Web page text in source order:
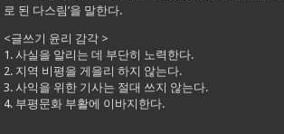
로 된 다스림’을 말한다.
<글쓰기 윤리 감각 >
1. 사실을 알리는 데 부단히 노력한다.
2. 지역 비평을 게을리 하지 않는다.
3. 사익을 위한 기사는 절대 쓰지 않는다.
4. 부평문화 부활에 이바지한다.